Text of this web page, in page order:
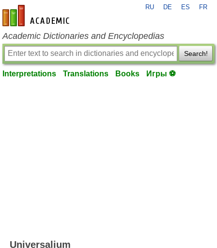
en-academic.com
RU DE ES FR
Academic Dictionaries and Encyclopedias
Search!
Interpretations Translations Books Игры ⚽
Universalium